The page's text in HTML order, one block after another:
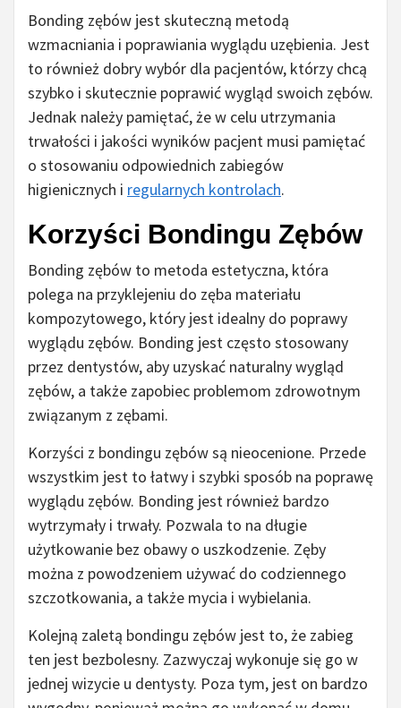
Bonding zębów jest skuteczną metodą
wzmacniania i poprawiania wyglądu uzębienia. Jest
to również dobry wybór dla pacjentów, którzy chcą
szybko i skutecznie poprawić wygląd swoich zębów.
Jednak należy pamiętać, że w celu utrzymania
trwałości i jakości wyników pacjent musi pamiętać
o stosowaniu odpowiednich zabiegów
higienicznych i regularnych kontrolach.
Korzyści Bondingu Zębów
Bonding zębów to metoda estetyczna, która
polega na przyklejeniu do zęba materiału
kompozytowego, który jest idealny do poprawy
wyglądu zębów. Bonding jest często stosowany
przez dentystów, aby uzyskać naturalny wygląd
zębów, a także zapobiec problemom zdrowotnym
związanym z zębami.
Korzyści z bondingu zębów są nieocenione. Przede
wszystkim jest to łatwy i szybki sposób na poprawę
wyglądu zębów. Bonding jest również bardzo
wytrzymały i trwały. Pozwala to na długie
użytkowanie bez obawy o uszkodzenie. Zęby
można z powodzeniem używać do codziennego
szczotkowania, a także mycia i wybielania.
Kolejną zaletą bondingu zębów jest to, że zabieg
ten jest bezbolesny. Zazwyczaj wykonuje się go w
jednej wizycie u dentysty. Poza tym, jest on bardzo